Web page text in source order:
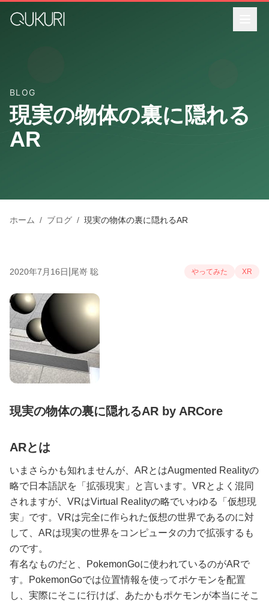
BLOG
現実の物体の裏に隠れる
AR
ホーム / ブログ / 現実の物体の裏に隠れるAR
2020年7月16日 尾嵜 聡 やってみた XR
現実の物体の裏に隠れるAR by ARCore
ARとは
いまさらかも知れませんが、ARとはAugmented Realityの
略で日本語訳を「拡張現実」と言います。VRとよく混同
されますが、VRはVirtual Realityの略でいわゆる「仮想現
実」です。VRは完全に作られた仮想の世界であるのに対
して、ARは現実の世界をコンピュータの力で拡張するも
のです。
有名なものだと、PokemonGoに使われているのがARで
す。PokemonGoでは位置情報を使ってポケモンを配置
し、実際にそこに行けば、あたかもポケモンが本当にそこ